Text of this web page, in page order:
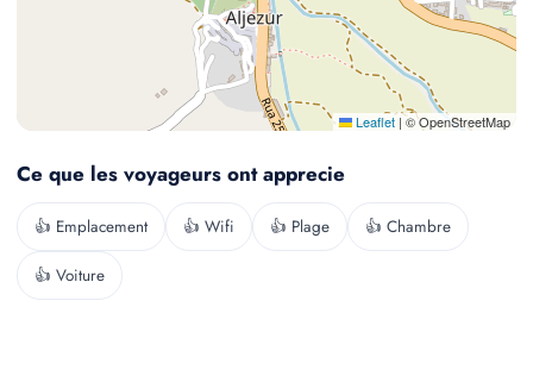
Leaflet |© OpenStreetMap
Ce que les voyageurs ont apprecie
👍 Emplacement 👍 Wifi 👍 Plage 👍 Chambre
👍 Voiture